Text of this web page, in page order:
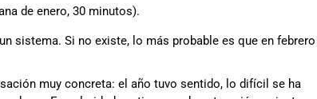
de enero, 30 minutos).
sistema. Si no existe, lo más probable es que en febrero
muy concreta: el año tuvo sentido, lo difícil se ha